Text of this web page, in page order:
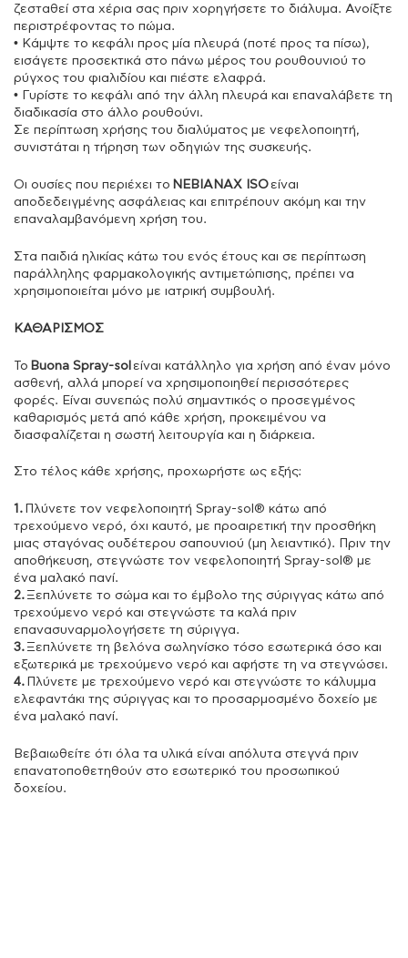
ζεσταθεί στα χέρια σας πριν χορηγήσετε το διάλυμα. Ανοίξτε
περιστρέφοντας το πώμα.
• Κάμψτε το κεφάλι προς μία πλευρά (ποτέ προς τα πίσω),
εισάγετε προσεκτικά στο πάνω μέρος του ρουθουνιού το
ρύγχος του φιαλιδίου και πιέστε ελαφρά.
• Γυρίστε το κεφάλι από την άλλη πλευρά και επαναλάβετε τη
διαδικασία στο άλλο ρουθούνι.
Σε περίπτωση χρήσης του διαλύματος με νεφελοποιητή,
συνιστάται η τήρηση των οδηγιών της συσκευής.
Οι ουσίες που περιέχει το NEBIANAX ISO είναι
αποδεδειγμένης ασφάλειας και επιτρέπουν ακόμη και την
επαναλαμβανόμενη χρήση του.
Στα παιδιά ηλικίας κάτω του ενός έτους και σε περίπτωση
παράλληλης φαρμακολογικής αντιμετώπισης, πρέπει να
χρησιμοποιείται μόνο με ιατρική συμβουλή.
ΚΑΘΑΡΙΣΜΟΣ
Το Buona Spray-sol είναι κατάλληλο για χρήση από έναν μόνο
ασθενή, αλλά μπορεί να χρησιμοποιηθεί περισσότερες
φορές. Είναι συνεπώς πολύ σημαντικός ο προσεγμένος
καθαρισμός μετά από κάθε χρήση, προκειμένου να
διασφαλίζεται η σωστή λειτουργία και η διάρκεια.
Στο τέλος κάθε χρήσης, προχωρήστε ως εξής:
1. Πλύνετε τον νεφελοποιητή Spray-sol® κάτω από
τρεχούμενο νερό, όχι καυτό, με προαιρετική την προσθήκη
μιας σταγόνας ουδέτερου σαπουνιού (μη λειαντικό). Πριν την
αποθήκευση, στεγνώστε τον νεφελοποιητή Spray-sol® με
ένα μαλακό πανί.
2. Ξεπλύνετε το σώμα και το έμβολο της σύριγγας κάτω από
τρεχούμενο νερό και στεγνώστε τα καλά πριν
επανασυναρμολογήσετε τη σύριγγα.
3. Ξεπλύνετε τη βελόνα σωληνίσκο τόσο εσωτερικά όσο και
εξωτερικά με τρεχούμενο νερό και αφήστε τη να στεγνώσει.
4. Πλύνετε με τρεχούμενο νερό και στεγνώστε το κάλυμμα
ελεφαντάκι της σύριγγας και το προσαρμοσμένο δοχείο με
ένα μαλακό πανί.
Βεβαιωθείτε ότι όλα τα υλικά είναι απόλυτα στεγνά πριν
επανατοποθετηθούν στο εσωτερικό του προσωπικού
δοχείου.